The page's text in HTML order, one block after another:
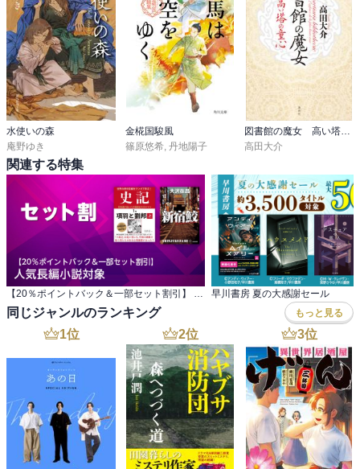
水使いの森
庵野ゆき
金椛国駿風
篠原悠希 丹地陽子
高田大介
関連する特集
早川書房 夏の大感謝セール
同じジャンルのランキング もっと見る
1位 2位 3位